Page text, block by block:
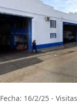
Fecha: 16/2/25 -